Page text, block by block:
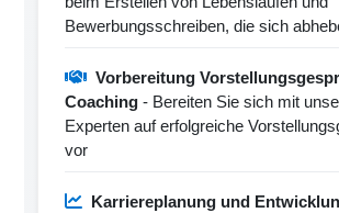
Bewerbungsschreiben, die sich
Vorbereitung
Coaching - Bereiten Sie sich mit
Experten auf erfolgreiche
vor
Karriereplanung und